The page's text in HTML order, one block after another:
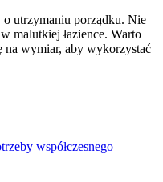
utrzymaniu porządku. Nie
malutkiej łazience. Warto
na wymiar, aby wykorzystać
współczesnego